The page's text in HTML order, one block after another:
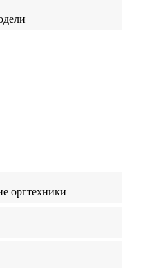
оргтехники